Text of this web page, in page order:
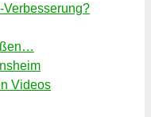
Verbesserung?
Videos